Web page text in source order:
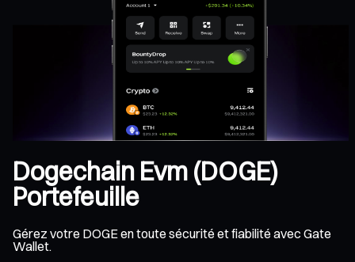
Dogechain Evm (DOGE)
Portefeuille
Gérez votre DOGE en toute sécurité et fiabilité avec Gate
Wallet.